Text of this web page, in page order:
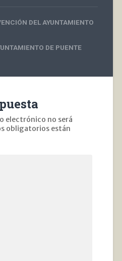
DEL AYUNTAMIENTO
DE PUENTE
electrónico no será
obligatorios están